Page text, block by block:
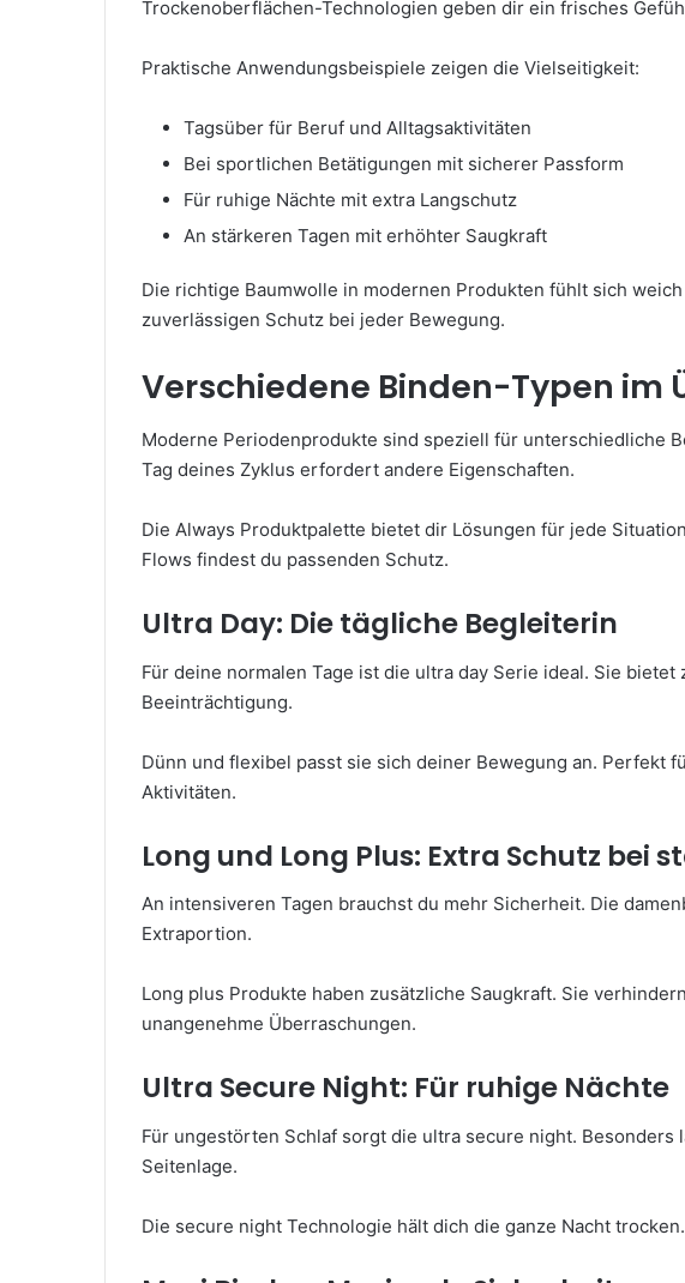
Trockenoberflächen-Technologien geben dir ein frisches
Praktische Anwendungsbeispiele zeigen die Vielseitigkeit:
Tagsüber für Beruf und Alltagsaktivitäten
Bei sportlichen Betätigungen mit sicherer Passform
Für ruhige Nächte mit extra Langschutz
An stärkeren Tagen mit erhöhter Saugkraft
Die richtige Baumwolle in modernen Produkten fühlt sich
zuverlässigen Schutz bei jeder Bewegung.
Verschiedene Binden-Typen im
Moderne Periodenprodukte sind speziell für unterschiedliche
Tag deines Zyklus erfordert andere Eigenschaften.
Die Always Produktpalette bietet dir Lösungen für jede
Flows findest du passenden Schutz.
Ultra Day: Die tägliche Begleiterin
Für deine normalen Tage ist die ultra day Serie ideal. Sie
Beeinträchtigung.
Dünn und flexibel passt sie sich deiner Bewegung an. Perfekt
Aktivitäten.
Long und Long Plus: Extra Schutz bei
An intensiveren Tagen brauchst du mehr Sicherheit. Die
Extraportion.
Long plus Produkte haben zusätzliche Saugkraft. Sie
unangenehme Überraschungen.
Ultra Secure Night: Für ruhige Nächte
Für ungestörten Schlaf sorgt die ultra secure night. Besonders
Seitenlage.
Die secure night Technologie hält dich die ganze Nacht